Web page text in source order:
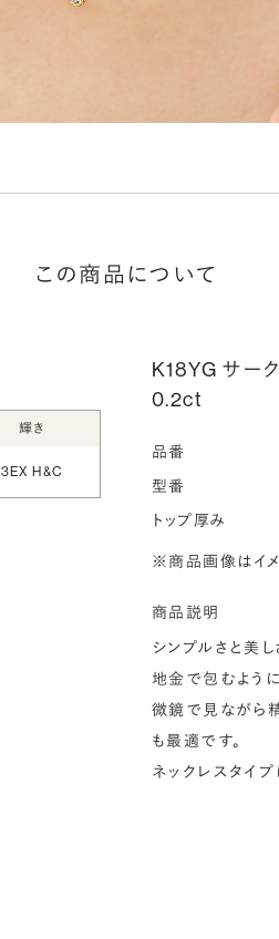
この商品について
輝き
3EX H&C
K18YG サー
0.2ct
品番
型番
トップ厚み
※商品画像はイ
商品説明
シンプルさと美し
地金で包むよう
微鏡で見ながら
も最適です。
ネックレスタイ